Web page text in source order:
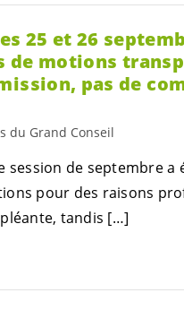
25 et 26
de motions
pas de
du Grand Conseil
session de septembre
pour des raisons
tandis […]